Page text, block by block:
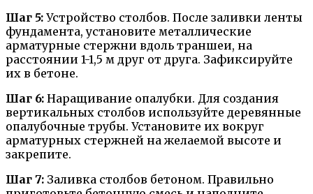
Шаг 5: Устройство столбов. После заливки ленты
фундамента, установите металлические
арматурные стержни вдоль траншеи, на
расстоянии 1-1,5 м друг от друга. Зафиксируйте
их в бетоне.
Шаг 6: Наращивание опалубки. Для создания
вертикальных столбов используйте деревянные
опалубочные трубы. Установите их вокруг
арматурных стержней на желаемой высоте и
закрепите.
Шаг 7: Заливка столбов бетоном. Правильно